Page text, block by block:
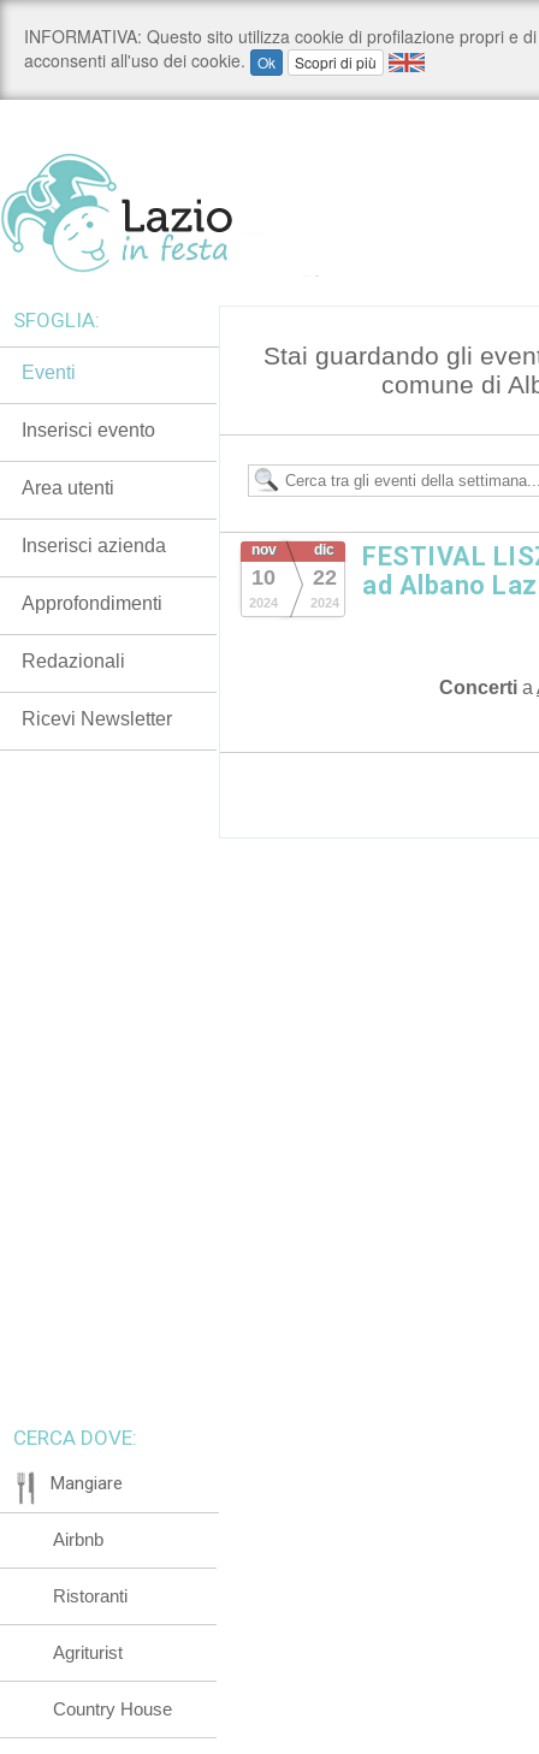
Stai guardando gli
comune di
nov
10
2024
dic
22
2024
FESTIVAL
ad Albano
Concerti a
SFOGLIA:
Eventi
Inserisci evento
Area utenti
Inserisci azienda
Approfondimenti
Redazionali
Ricevi Newsletter
CERCA DOVE:
Mangiare
Airbnb
Ristoranti
Agriturist
Country House